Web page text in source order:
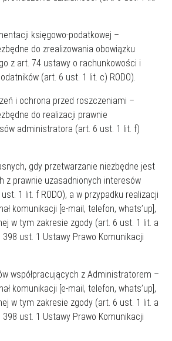
księgowo-podatkowej –
do zrealizowania obowiązku
z art. 74 ustawy o rachunkowości i
(art. 6 ust. 1 lit. c) RODO).
i ochrona przed roszczeniami –
do realizacji prawnie
administratora (art. 6 ust. 1 lit. f)
gdy przetwarzanie niezbędne jest
z prawnie uzasadnionych interesów
1 lit. f RODO), a w przypadku realizacji
komunikacji [e-mail, telefon, whats’up],
w tym zakresie zgody (art. 6 ust. 1 lit. a
398 ust. 1 Ustawy Prawo Komunikacji
współpracujących z Administratorem –
komunikacji [e-mail, telefon, whats’up],
w tym zakresie zgody (art. 6 ust. 1 lit. a
398 ust. 1 Ustawy Prawo Komunikacji